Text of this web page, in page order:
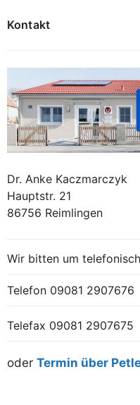
Kontakt
Dr. Anke Kaczmarczyk
Hauptstr. 21
86756 Reimlingen
Wir bitten um
Telefon 09081 2907676
Telefax 09081 2907675
oder Termin über